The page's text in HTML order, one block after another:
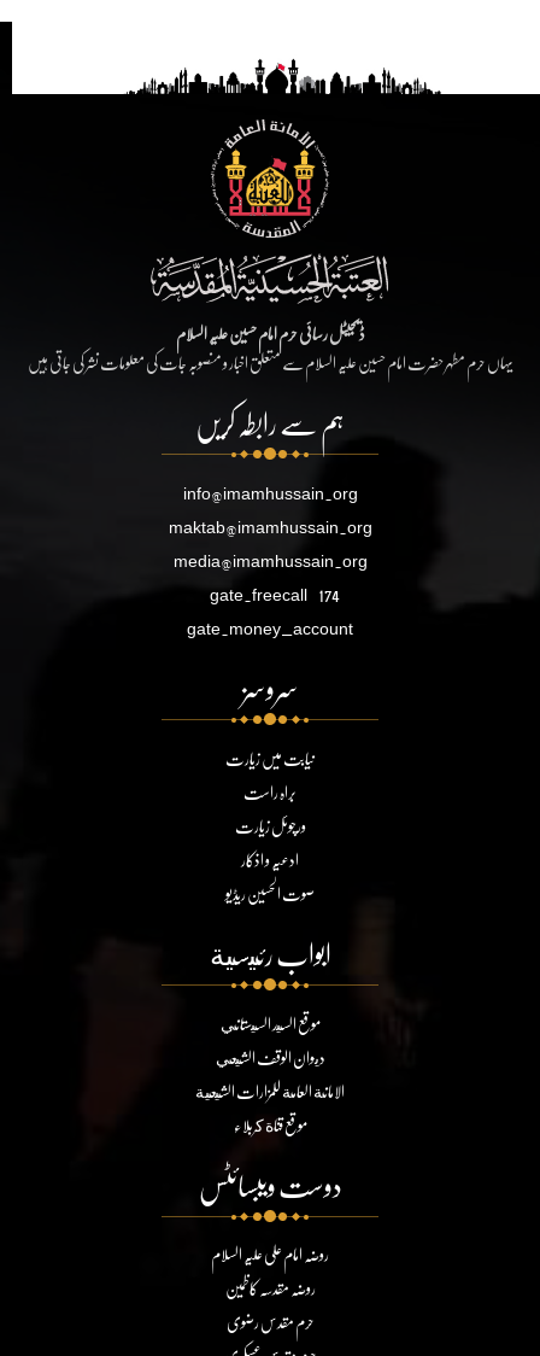
ڈیجیٹل رسائی حرم امام حسین علیہ السلام
یہاں حرم مطہر حضرت امام حسین علیہ السلام سے متعلق اخبار و منصوبہ جات کی معلومات نشر کی جاتی ہیں
ہم سے رابطہ کریں
info@imamhussain.org
maktab@imamhussain.org
media@imamhussain.org
gate.freecall 174
gate.money_account
سروسز
نیابت میں زیارت
براہ راست
ورچوئل زیارت
ادعیہ و اذکار
صوت الحسین ریڈیو
ابواب رئيسية
موقع السيد السيستاني
ديوان الوقف الشيعي
الامانة العامة للمزارات الشيعية
موقع قناة كربلاء
دوست ویبسائٹس
روضہ امام علی علیہ السلام
روضہ مقدسہ کاظمین
حرم مقدس رضوی